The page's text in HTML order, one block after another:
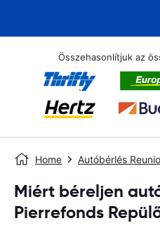
Összehasonlítjuk az
Home Autóbérlés
Miért béreljen
Pierrefonds